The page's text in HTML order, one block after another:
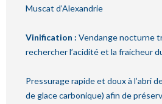
Muscat d’Alexandrie
Vinification : Vendange nocturne
rechercher l’acidité et la fraicheur
Pressurage rapide et doux à l’abri
de glace carbonique) afin de